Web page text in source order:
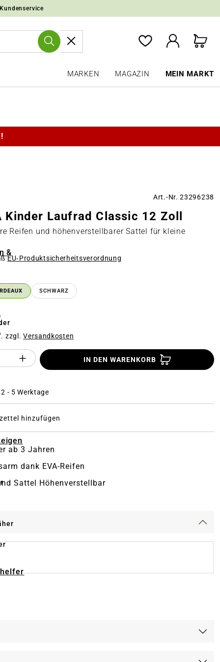
MARKEN MAGAZIN MEIN MARKT
&
Art.-Nr. 23296238
Kinder Laufrad Classic 12 Zoll
Reifen und höhenverstellbarer Sattel für kleine
EU‑Produktsicherheitsverordnung
SCHWARZ
zzgl.Versandkosten
des Produktes "%product%":
IN DEN WARENKORB
- 5 Werktage
hinzufügen
ab 3 Jahren
dank EVA-Reifen
Sattel Höhenverstellbar